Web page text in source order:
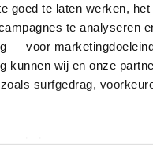
goed te laten werken,
te analyseren
— voor
kunnen wij en onze
surfgedrag,